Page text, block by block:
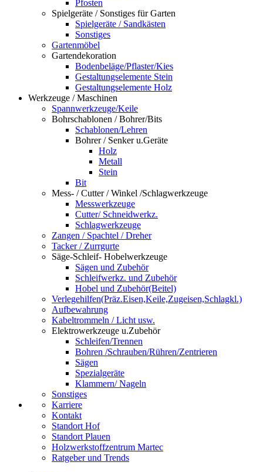
Pfosten
Spielgeräte / Sonstiges für Garten
Spielgeräte / Sandkästen
Sonstiges
Gartenmöbel
Gartendekoration
Bodenbeläge/Pflaster/Kies
Gestaltungselemente Stein
Gestaltungselemente Holz
Werkzeuge / Maschinen
Spannwerkzeuge/Keile
Bohrschablonen / Bohrer/Bits
Schablonen/Lehren
Bohrer / Senker u.Geräte
Holz
Metall
Stein
Bit
Mess- / Cutter / Winkel /Schlagwerkzeuge
Messwerkzeuge
Cutter/ Schneidwerkz.
Schlagwerkzeuge
Zangen / Spachtel / Dreher
Tacker / Zurrgurte
Säge-Schleif- Hobelwerkzeuge
Sägen und Zubehör
Schleifwerkz. und Zubehör
Hobel und Zubehör(Beitel)
Verlegehilfen(Präz.Eisen,Keile,Zugeisen,Schlagkl.)
Aufbewahrung
Kabeltrommeln / Licht usw.
Elektrowerkzeuge u.Zubehör
Schleifen/Trennen
Bohren /Schrauben/Rühren/Zentrieren
Sägen
Spezialgeräte
Klammern/ Nageln
Sonstiges
Karriere
Kontakt
Standort Hof
Standort Plauen
Holzwerkstoffzentrum Martec
Ratgeber und Trends